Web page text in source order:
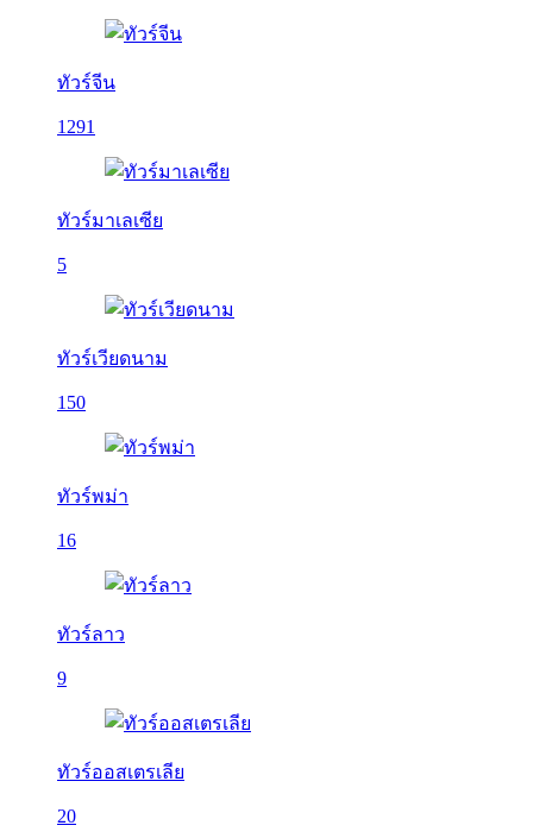
ทัวร์จีน
1291
ทัวร์มาเลเซีย
5
ทัวร์เวียดนาม
150
ทัวร์พม่า
16
ทัวร์ลาว
9
ทัวร์ออสเตรเลีย
20